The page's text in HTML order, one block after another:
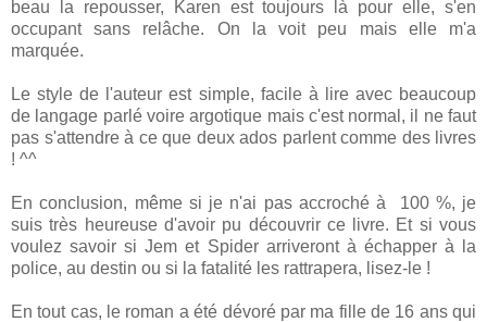
beau la repousser, Karen est toujours là pour elle, s'en
occupant sans relâche. On la voit peu mais elle m'a
marquée.
Le style de l'auteur est simple, facile à lire avec beaucoup
de langage parlé voire argotique mais c'est normal, il ne faut
pas s'attendre à ce que deux ados parlent comme des livres
! ^^
En conclusion, même si je n'ai pas accroché à 100 %, je
suis très heureuse d'avoir pu découvrir ce livre. Et si vous
voulez savoir si Jem et Spider arriveront à échapper à la
police, au destin ou si la fatalité les rattrapera, lisez-le !
En tout cas, le roman a été dévoré par ma fille de 16 ans qui